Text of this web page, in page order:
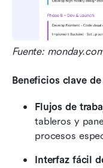
Fuente:
Beneficios clave
Flujos de
tableros y
procesos
Interfaz fácil